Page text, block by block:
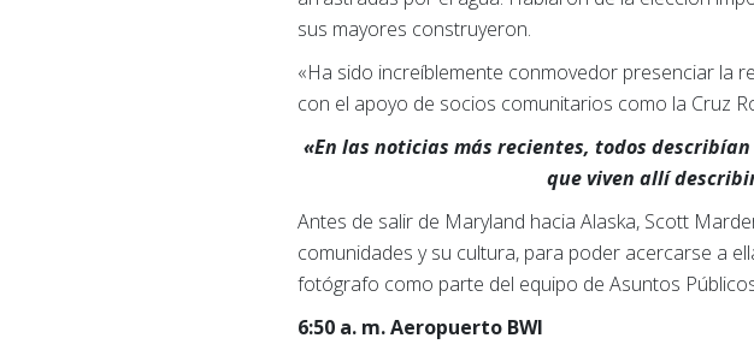
sus mayores construyeron.
«Ha sido increíblemente conmovedor presenciar la
con el apoyo de socios comunitarios como la Cruz
«En las noticias más recientes, todos describían
que viven allí
Antes de salir de Maryland hacia Alaska, Scott
comunidades y su cultura, para poder acercarse a
fotógrafo como parte del equipo de Asuntos
6:50 a. m. Aeropuerto BWI